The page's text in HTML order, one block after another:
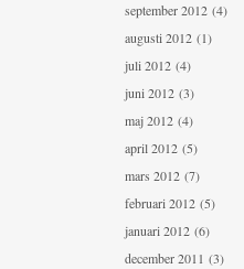
september 2012 (4)
augusti 2012 (1)
juli 2012 (4)
juni 2012 (3)
maj 2012 (4)
april 2012 (5)
mars 2012 (7)
februari 2012 (5)
januari 2012 (6)
december 2011 (3)